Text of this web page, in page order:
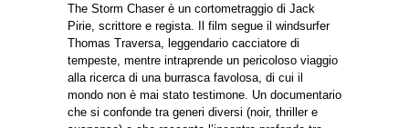
The Storm Chaser è un cortometraggio di Jack
Pirie, scrittore e regista.
Il film segue il windsurfer
Thomas Traversa, leggendario cacciatore di
tempeste, mentre intraprende un pericoloso viaggio
alla ricerca di una burrasca favolosa, di cui il
mondo non è mai stato testimone. Un documentario
che si confonde tra generi diversi (noir, thriller e